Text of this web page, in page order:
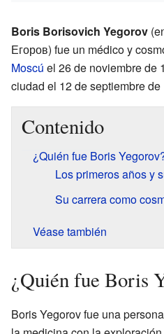
Boris Borisovich Yegorov
Егоров) fue un médico y
Moscú el 26 de noviembre de
ciudad el 12 de septiembre de
Contenido
¿Quién fue Boris
Los primeros años y
Su carrera como
Véase también
¿Quién fue Boris
Boris Yegorov fue una